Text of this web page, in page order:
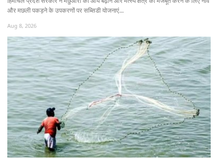
और मछली पकड़ने के उपकरणों पर सब्सिडी योजनाएं...
Aug 8, 2026